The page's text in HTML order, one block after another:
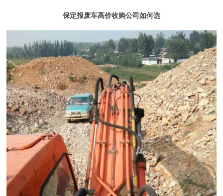
保定报废车高价收购公司如何选